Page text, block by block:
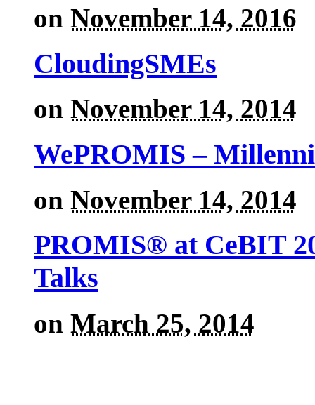
on November 14, 2016
CloudingSMEs
on November 14, 2014
WePROMIS –
on November 14, 2014
PROMIS® at CeBIT
Talks
on March 25, 2014